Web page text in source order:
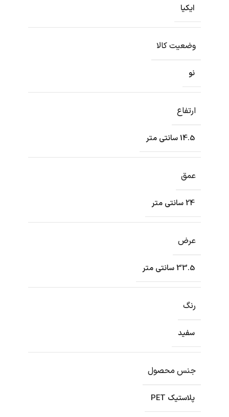
ایکیا
وضعیت کالا
نو
ارتفاع
14.5 سانتی متر
عمق
24 سانتی متر
عرض
33.5 سانتی متر
رنگ
سفید
جنس محصول
پلاستیک PET